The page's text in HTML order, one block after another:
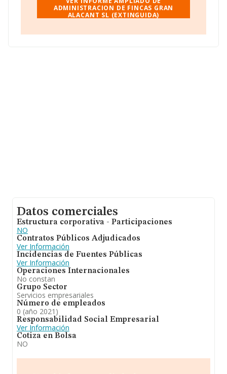
se calcula un promedio de facturación de 1 millón de
euros entre todas las compañías. Por último, con el fin
empresa, la media de empleados de las empresas es de
ADMINISTRACION DE FINCAS GRAN
ALACANT SL (EXTINGUIDA)
Datos comerciales
Estructura corporativa - Participaciones
NO
Contratos Públicos Adjudicados
Ver Información
Incidencias de Fuentes Públicas
Ver Información
Operaciones Internacionales
No constan
Grupo Sector
Servicios empresariales
Número de empleados
0 (año 2021)
Responsabilidad Social Empresarial
Ver Información
Cotiza en Bolsa
NO